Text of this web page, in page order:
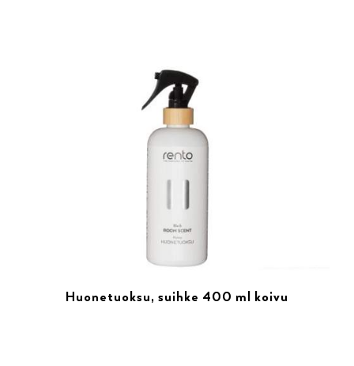
Huonetuoksu, suihke 400 ml koivu